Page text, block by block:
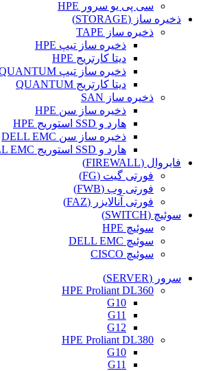
سی پی یو سرور HPE
ذخیره ساز (STORAGE)
ذخیره ساز TAPE
ذخیره ساز تیپ HPE
دیتا کارتریج HPE
ذخیره ساز تیپ QUANTUM
دیتا کارتریج QUANTUM
ذخیره ساز SAN
ذخیره ساز سن HPE
هارد و SSD استوریج HPE
ذخیره ساز سن DELL EMC
هارد و SSD استوریج DELL EMC
فایروال (FIREWALL)
فورتی گیت (FG)
فورتی وب (FWB)
فورتی آنالایزر (FAZ)
سوئیچ (SWITCH)
سوئیچ HPE
سوئیچ DELL EMC
سوئیچ CISCO
سرور (SERVER)
HPE Proliant DL360
G10
G11
G12
HPE Proliant DL380
G10
G11